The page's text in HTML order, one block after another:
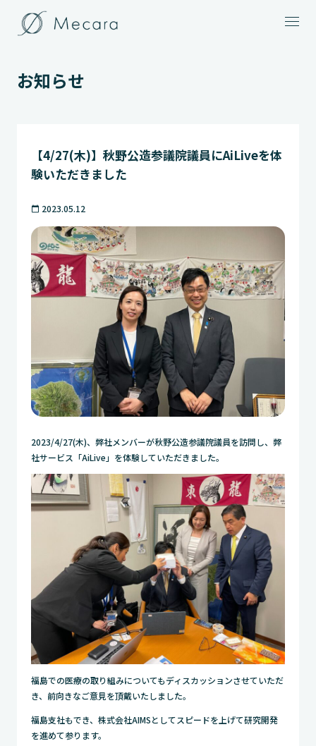
お知らせ
【4/27(木)】秋野公造参議院議員にAiLiveを体
験いただきました
calendar_today 2023.05.12
2023/4/27(木)、弊社メンバーが秋野公造参議院議員を訪問し、弊
社サービス「AiLive」を体験していただきました。
福島での医療の取り組みについてもディスカッションさせていただ
き、前向きなご意見を頂戴いたしました。
福島支社もでき、株式会社AIMSとしてスピードを上げて研究開発
を進めて参ります。